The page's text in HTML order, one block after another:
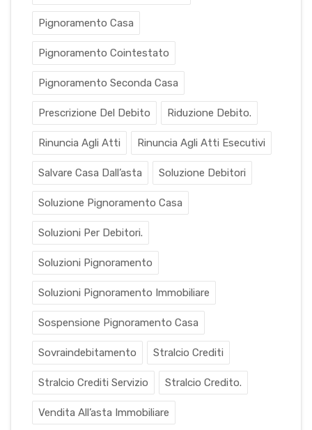
Pignoramento Casa
Pignoramento Cointestato
Pignoramento Seconda Casa
Prescrizione Del Debito Riduzione Debito.
Rinuncia Agli Atti Rinuncia Agli Atti Esecutivi
Salvare Casa Dall’asta Soluzione Debitori
Soluzione Pignoramento Casa
Soluzioni Per Debitori.
Soluzioni Pignoramento
Soluzioni Pignoramento Immobiliare
Sospensione Pignoramento Casa
Sovraindebitamento Stralcio Crediti
Stralcio Crediti Servizio Stralcio Credito.
Vendita All’asta Immobiliare